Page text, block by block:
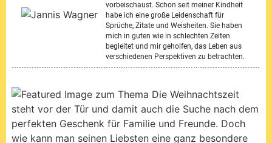
vorbeischaust. Schon seit meiner Kindheit
habe ich eine große Leidenschaft für
Sprüche, Zitate und Weisheiten. Sie haben
mich in guten wie in schlechten Zeiten
begleitet und mir geholfen, das Leben aus
verschiedenen Perspektiven zu betrachten.